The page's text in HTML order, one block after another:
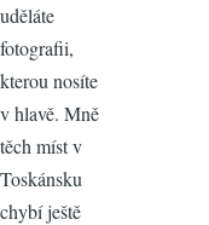
uděláte
fotografii,
kterou nosíte
v hlavě. Mně
těch míst v
Toskánsku
chybí ještě